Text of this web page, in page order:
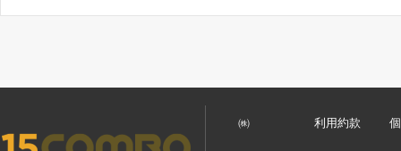
㈱ 利用約款